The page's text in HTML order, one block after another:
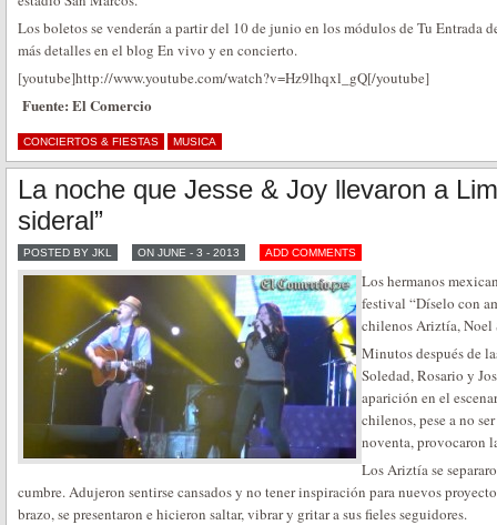
Los boletos se venderán a partir del 10 de junio en los módulos de Tu Entrada
más detalles en el blog En vivo y en concierto.
[youtube]http://www.youtube.com/watch?v=Hz9lhqxl_gQ[/youtube]
Fuente: El Comercio
CONCIERTOS & FIESTAS MUSICA
La noche que Jesse & Joy llevaron a
sideral”
POSTED BY JKL ON JUNE - 3 - 2013 ADD COMMENTS
Los hermanos
festival “Díselo con
chilenos Ariztía, Noel
Minutos después de
Soledad, Rosario y
aparición en el
chilenos, pese a no
noventa, provocaron
Los Ariztía se
cumbre. Adujeron sentirse cansados y no tener inspiración para nuevos
brazo, se presentaron e hicieron saltar, vibrar y gritar a sus fieles seguidores.